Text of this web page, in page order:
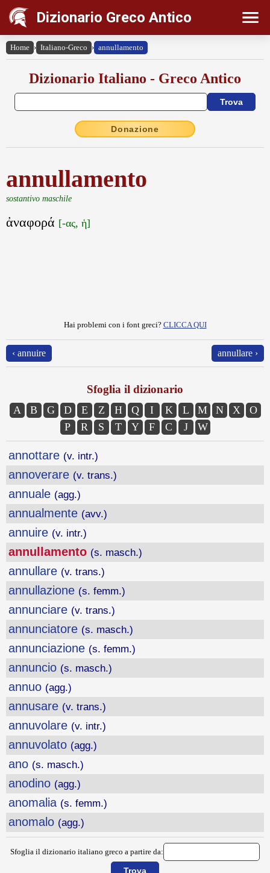
Dizionario Greco Antico
Home › Italiano-Greco › annullamento
Dizionario Italiano - Greco Antico
Donazione
annullamento
sostantivo maschile
ἀναφορά [-ας, ἡ]
Hai problemi con i font greci? CLICCA QUI
‹ annuire annullare ›
Sfoglia il dizionario
A B G D E Z H Q I K L M N X
O
P
R S T Y F C J W
annottare (v. intr.)
annoverare (v. trans.)
annuale (agg.)
annualmente (avv.)
annuire (v. intr.)
annullamento (s. masch.)
annullare (v. trans.)
annullazione (s. femm.)
annunciare (v. trans.)
annunciatore (s. masch.)
annunciazione (s. femm.)
annuncio (s. masch.)
annuo (agg.)
annusare (v. trans.)
annuvolare (v. intr.)
annuvolato (agg.)
ano (s. masch.)
anodino (agg.)
anomalia (s. femm.)
anomalo (agg.)
Sfoglia il dizionario italiano greco a partire da: